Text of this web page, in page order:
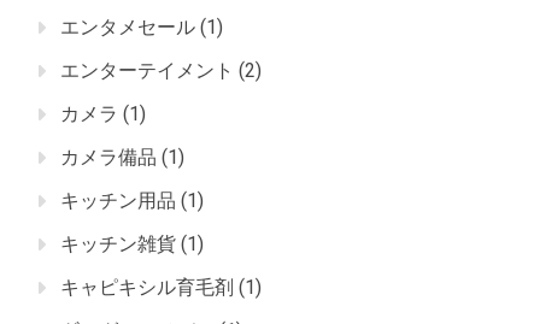
エンタメセール (1)
エンターテイメント (2)
カメラ (1)
カメラ備品 (1)
キッチン用品 (1)
キッチン雑貨 (1)
キャピキシル育毛剤 (1)